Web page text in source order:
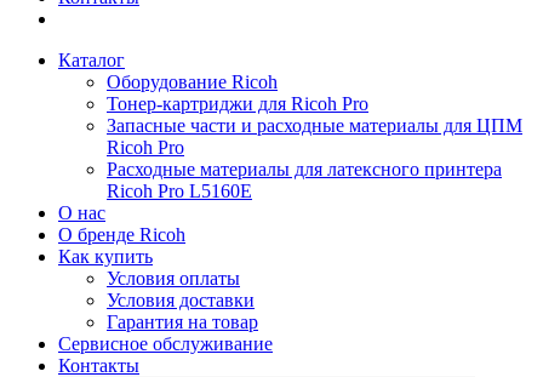
Каталог
Оборудование Ricoh
Тонер-картриджи для Ricoh Pro
Запасные части и расходные материалы для ЦПМ
Ricoh Pro
Расходные материалы для латексного принтера
Ricoh Pro L5160E
О нас
О бренде Ricoh
Как купить
Условия оплаты
Условия доставки
Гарантия на товар
Сервисное обслуживание
Контакты